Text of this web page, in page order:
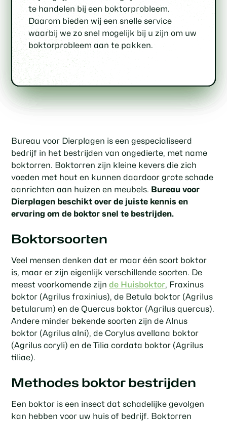
inspectie van uw woning of gebouw om de
omvang van het boktorprobleem vast te
stellen en een gepaste
behandelingsmethode te bepalen.
boktorbestrijding, waarmee we zowel het
milieu als uw gezondheid beschermen.
hoe u in de toekomst boktoroverlast kunt
voorkomen.
zodat u verzekerd bent van een succesvol
resultaat.
te handelen bij een boktorprobleem.
Daarom bieden wij een snelle service
waarbij we zo snel mogelijk bij u zijn om uw
boktorprobleem aan te pakken.
Bureau voor Dierplagen is een gespecialiseerd
bedrijf in het bestrijden van ongedierte, met name
boktorren. Boktorren zijn kleine kevers die zich
voeden met hout en kunnen daardoor grote schade
aanrichten aan huizen en meubels. Bureau voor
Dierplagen beschikt over de juiste kennis en
ervaring om de boktor snel te bestrijden.
Boktorsoorten
Veel mensen denken dat er maar één soort boktor
is, maar er zijn eigenlijk verschillende soorten. De
meest voorkomende zijnde Huisboktor, Fraxinus
boktor (Agrilus fraxinius), de Betula boktor (Agrilus
betularum) en de Quercus boktor (Agrilus quercus).
Andere minder bekende soorten zijn de Alnus
boktor (Agrilus alni), de Corylus avellana boktor
(Agrilus coryli) en de Tilia cordata boktor (Agrilus
tiliae).
Methodes boktor bestrijden
Een boktor is een insect dat schadelijke gevolgen
kan hebben voor uw huis of bedrijf. Boktorren